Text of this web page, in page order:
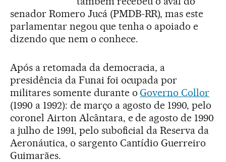
senador Romero Jucá (PMDB-RR), mas este
parlamentar negou que tenha o apoiado e
dizendo que nem o conhece.
Após a retomada da democracia, a
presidência da Funai foi ocupada por
militares somente durante oGoverno Collor
(1990 a 1992): de março a agosto de 1990, pelo
coronel Airton Alcântara, e de agosto de 1990
a julho de 1991, pelo suboficial da Reserva da
Aeronáutica, o sargento Cantídio Guerreiro
Guimarães.